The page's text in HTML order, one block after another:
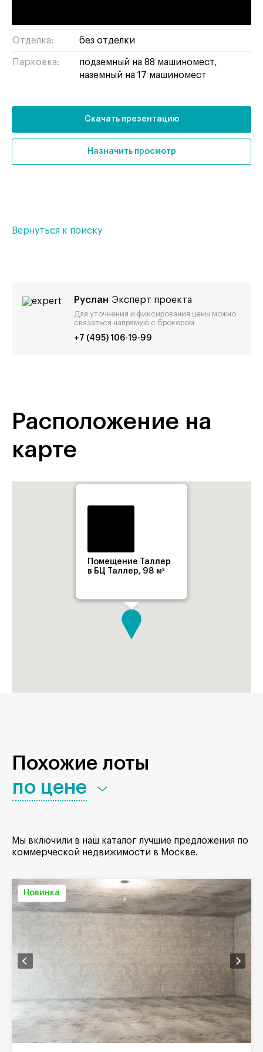
Отделка: без отделки
Парковка:
подземный на 88 машиномест,
наземный на 17 машиномест
Скачать презентацию
Назначить просмотр
Вернуться к поиску
Руслан Эксперт проекта
Для уточнения и фиксирования цены можно
связаться напрямую с брокером
+7 (495) 106-19-99
Расположение на
карте
Помещение Таллер
в БЦ Таллер, 98 м²
Похожие лоты
по цене
Мы включили в наш каталог лучшие предложения по
коммерческой недвижимости в Москве.
Новинка